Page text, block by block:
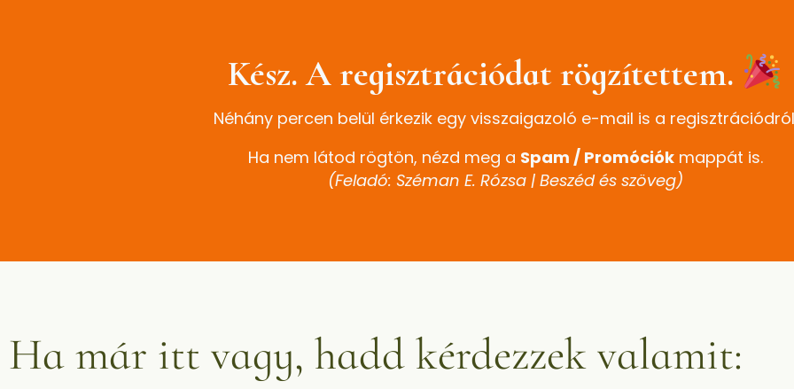
Kész. A regisztrációdat rögzítettem.
Néhány percen belül érkezik egy visszaigazoló e-mail is a
Ha nem látod rögtön, nézd meg a Spam / Promóciókmappát is.
(Feladó: Széman E. Rózsa | Beszéd és szöveg)
Ha már itt vagy, hadd kérdezzek valamit: